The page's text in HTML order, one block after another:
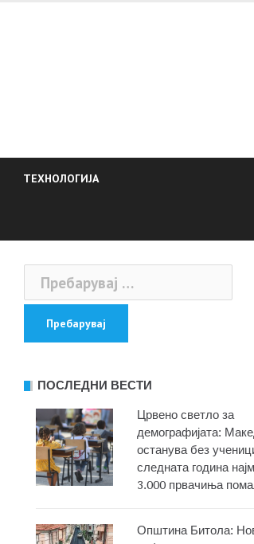
ТЕХНОЛОГИЈА
Пребарувај
за:
ПОСЛЕДНИ ВЕСТИ
Црвено светло за
демографијата:
останува без
следната година
3.000 првачиња
Општина Битола: